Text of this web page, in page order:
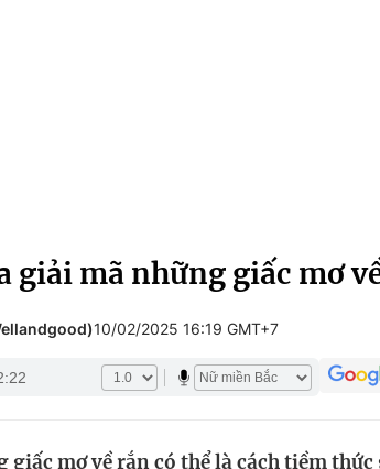
Giáo dục
giải mã những giấc mơ
10/02/2025 16:19 GMT+7
giấc mơ về rắn có thể là cách tiềm